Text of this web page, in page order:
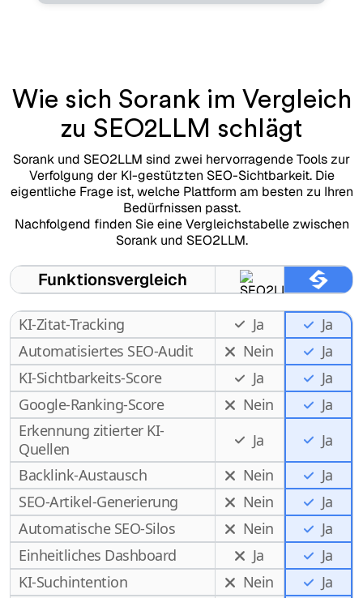
Wie sich Sorank im Vergleich
zu SEO2LLM schlägt
Sorank und SEO2LLM sind zwei hervorragende Tools zur
Verfolgung der KI-gestützten SEO-Sichtbarkeit. Die
eigentliche Frage ist, welche Plattform am besten zu Ihren
Bedürfnissen passt.
Nachfolgend finden Sie eine Vergleichstabelle zwischen
Sorank und SEO2LLM.
Funktionsvergleich
KI-Zitat-Tracking Ja
Ja
Automatisiertes SEO-Audit
Nein
Ja
KI-Sichtbarkeits-Score
Ja
Ja
Google-Ranking-Score
Nein
Ja
Erkennung zitierter KI-
Quellen
Ja
Ja
Backlink-Austausch
Nein
Ja
SEO-Artikel-Generierung
Nein
Ja
Automatische SEO-Silos
Nein
Ja
Einheitliches Dashboard
Ja
Ja
KI-Suchintention
Nein
Ja